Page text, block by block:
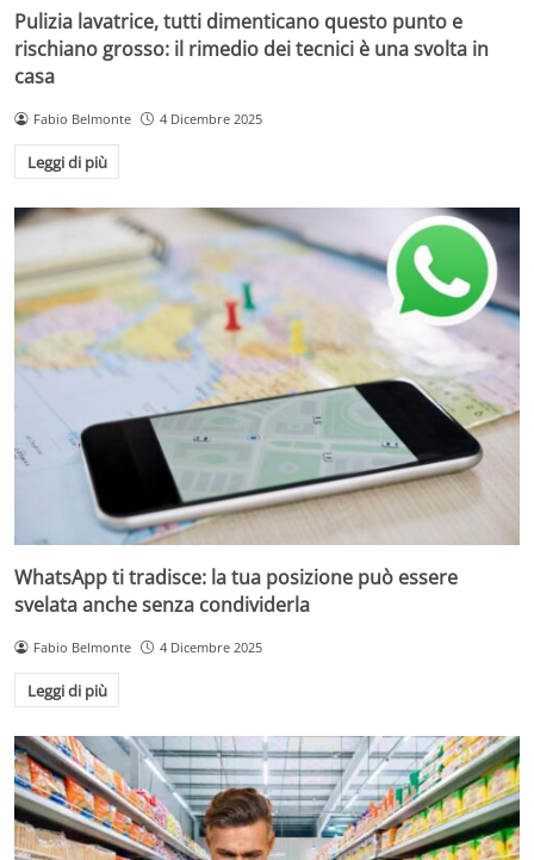
Pulizia lavatrice, tutti dimenticano questo punto e
rischiano grosso: il rimedio dei tecnici è una svolta in
casa
Fabio Belmonte 4 Dicembre 2025
Leggi di più
WhatsApp ti tradisce: la tua posizione può essere
svelata anche senza condividerla
Fabio Belmonte 4 Dicembre 2025
Leggi di più